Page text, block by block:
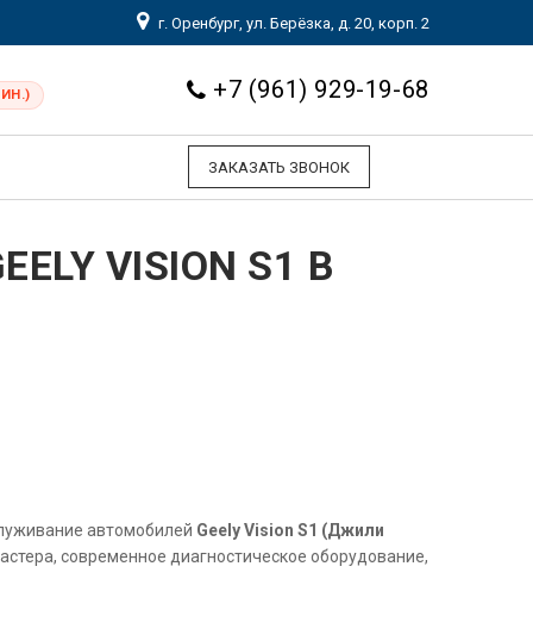
г. Оренбург, ул. Берёзка, д. 20, корп. 2
+7 (961) 929-19-68
ЗАКАЗАТЬ ЗВОНОК
VISION S1 В
автомобилей Geely Vision S1 (Джили
современное диагностическое оборудование,